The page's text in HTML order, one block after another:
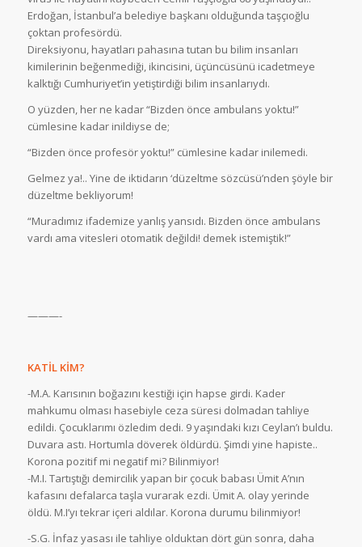
Erdoğan, İstanbul’a belediye başkanı olduğunda taşçıoğlu
çoktan profesördü.
Direksiyonu, hayatları pahasına tutan bu bilim insanları
kimilerinin beğenmediği, ikincisini, üçüncüsünü icadetmeye
kalktığı Cumhuriyet’in yetiştirdiği bilim insanlarıydı.
O yüzden, her ne kadar “Bizden önce ambulans yoktu!”
cümlesine kadar inildiyse de;
“Bizden önce profesör yoktu!” cümlesine kadar inilemedi.
Gelmez ya!.. Yine de iktidarın ‘düzeltme sözcüsü’nden şöyle bir
düzeltme bekliyorum!
“Muradımız ifademize yanlış yansıdı. Bizden önce ambulans
vardı ama vitesleri otomatik değildi! demek istemiştik!”
———-
KATİL KİM?
-M.A. Karısının boğazını kestiği için hapse girdi. Kader
mahkumu olması hasebiyle ceza süresi dolmadan tahliye
edildi. Çocuklarımı özledim dedi. 9 yaşındaki kızı Ceylan’ı buldu.
Duvara astı. Hortumla döverek öldürdü. Şimdi yine hapiste..
Korona pozitif mi negatif mi? Bilinmiyor!
-M.I. Tartıştığı demircilik yapan bir çocuk babası Ümit A’nın
kafasını defalarca taşla vurarak ezdi. Ümit A. olay yerinde
öldü. M.I’yı tekrar içeri aldılar. Korona durumu bilinmiyor!
-S.G. İnfaz yasası ile tahliye olduktan dört gün sonra, daha